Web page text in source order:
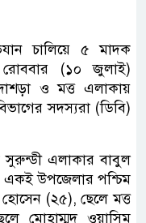
চালিয়ে ৫ মাদক
(১০ জুলাই)
ও মত্ত এলাকায়
সদস্যরা (ডিবি)
এলাকার বাবুল
উপজেলার পশ্চিম
(২৫), ছেলে মত্ত
মোহাম্মদ ওয়াসিম